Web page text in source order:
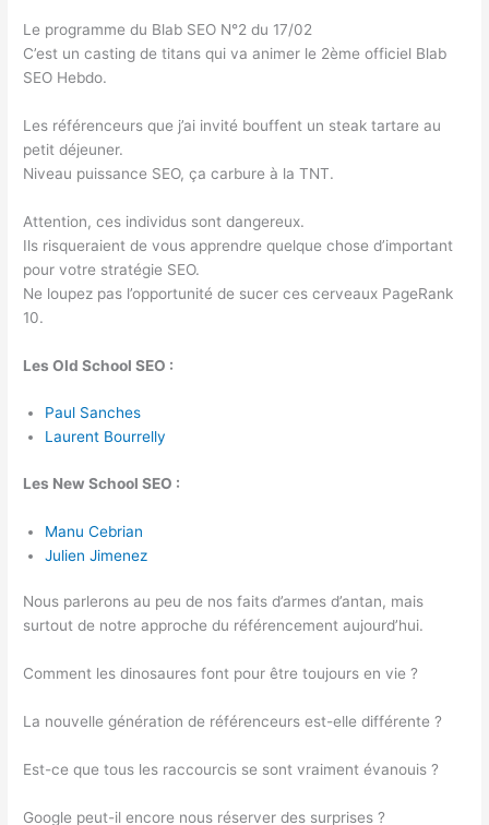
Le programme du Blab SEO N°2 du 17/02
C’est un casting de titans qui va animer le 2ème officiel Blab
SEO Hebdo.
Les référenceurs que j’ai invité bouffent un steak tartare au
petit déjeuner.
Niveau puissance SEO, ça carbure à la TNT.
Attention, ces individus sont dangereux.
Ils risqueraient de vous apprendre quelque chose d’important
pour votre stratégie SEO.
Ne loupez pas l’opportunité de sucer ces cerveaux PageRank
10.
Les Old School SEO :
Paul Sanches
Laurent Bourrelly
Les New School SEO :
Manu Cebrian
Julien Jimenez
Nous parlerons au peu de nos faits d’armes d’antan, mais
surtout de notre approche du référencement aujourd’hui.
Comment les dinosaures font pour être toujours en vie ?
La nouvelle génération de référenceurs est-elle différente ?
Est-ce que tous les raccourcis se sont vraiment évanouis ?
Google peut-il encore nous réserver des surprises ?